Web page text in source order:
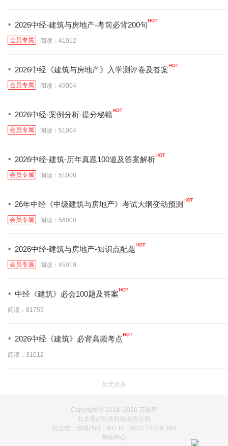
· 2026中经-建筑与房地产-考前必背200句
会员专属 阅读：41012
· 2026中经《建筑与房地产》入学测评卷及答案
会员专属 阅读：49004
· 2026中经-案例分析-提分秘籍
会员专属 阅读：51004
· 2026中经-建筑-历年真题100道及答案解析
会员专属 阅读：51008
· 26年中经《中级建筑与房地产》考试大纲变动预测
会员专属 阅读：56000
· 2026中经-建筑与房地产-知识点配题
会员专属 阅读：45019
· 中经《建筑》必会100题及答案
阅读：81755
· 2026中经《建筑》必背高频考点
阅读：31012
暂无更多
Copyright © 2014- 2026 万题库
北京美好明天科技有限公司
社会统一信用代码：91110 10832 72789 36N
帮助中心